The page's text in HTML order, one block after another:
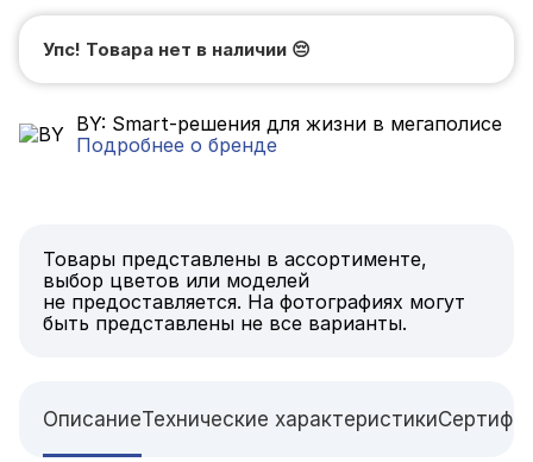
Упс! Товара нет в наличии 😔
BY: Smart-решения для жизни в мегаполисе
Подробнее о бренде
Товары представлены в ассортименте,
выбор цветов или моделей
не предоставляется. На фотографиях могут
быть представлены не все варианты.
ОписаниеТехнические характеристики